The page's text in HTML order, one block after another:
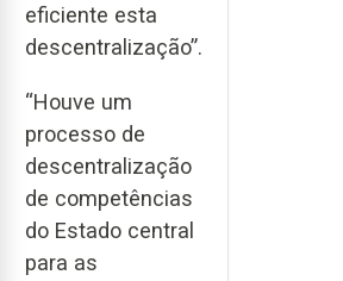
eficiente esta
descentralização”.
“Houve um
processo de
descentralização
de competências
do Estado central
para as